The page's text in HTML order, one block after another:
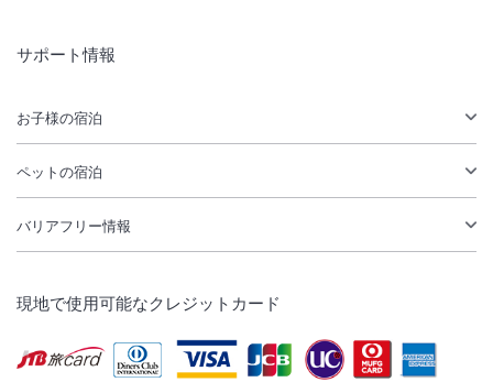
サポート情報
お子様の宿泊
ペットの宿泊
バリアフリー情報
現地で使用可能なクレジットカード